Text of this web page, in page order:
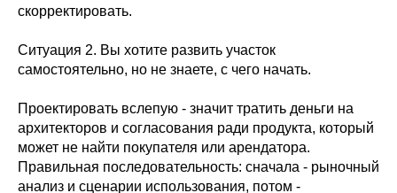
скорректировать.
Ситуация 2. Вы хотите развить участок
самостоятельно, но не знаете, с чего начать.
Проектировать вслепую - значит тратить деньги на
архитекторов и согласования ради продукта, который
может не найти покупателя или арендатора.
Правильная последовательность: сначала - рыночный
анализ и сценарии использования, потом -